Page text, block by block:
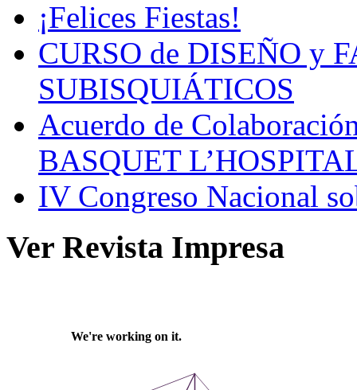
¡Felices Fiestas!
CURSO de DISEÑO y
SUBISQUIÁTICOS
Acuerdo de
BASQUET
IV Congreso Nacional
Ver Revista Impresa